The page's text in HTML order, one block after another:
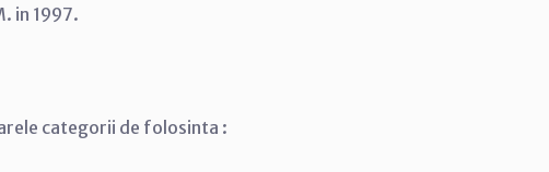
in 1997.
categorii de folosinta :